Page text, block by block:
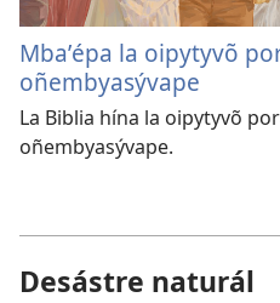
Mbaʼépa la oipytyvõ
oñembyasývape
La Biblia hína la oipytyvõ
oñembyasývape.
Desástre naturál